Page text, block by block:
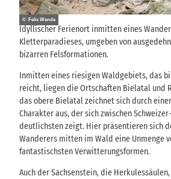
© Felix Wende
Idyllischer Ferienort inmitten eines
Kletterparadieses, umgeben von
bizarren Felsformationen.
Inmitten eines riesigen Waldgebiets, das
reicht, liegen die Ortschaften Bielatal und
das obere Bielatal zeichnet sich durch
Charakter aus, der sich zwischen
deutlichsten zeigt. Hier präsentieren sich
Wanderers mitten im Wald eine Unmenge
fantastischsten Verwitterungsformen.
Auch der Sachsenstein, die